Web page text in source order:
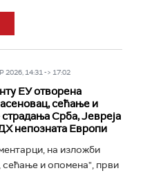
14:31 -> 17:02
ЕУ отворена
сећање и
Срба, Јевреја
непозната Европи
на изложби
сећање и опомена", први